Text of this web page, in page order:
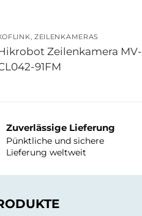
ZEILENKAMERAS
Zeilenkamera MV-
91FM
Zuverlässige Lieferung
Pünktliche und sichere
Lieferung weltweit